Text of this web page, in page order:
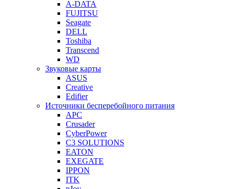
A-DATA
FUJITSU
Seagate
DELL
Toshiba
Transcend
WD
Звуковые карты
ASUS
Creative
Edifier
Источники бесперебойного питания
APC
Crusader
CyberPower
C3 SOLUTIONS
EATON
EXEGATE
IPPON
ITK